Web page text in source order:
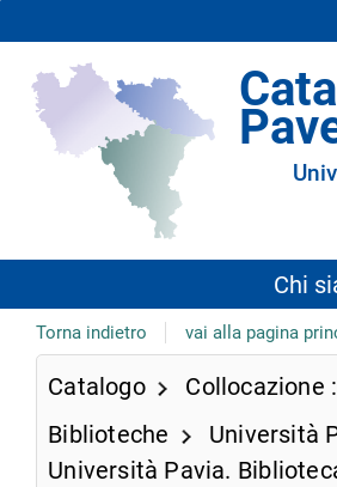
Chi
Torna indietro vai alla pagina
Catalogo Collocazione
Biblioteche
Università
Università Pavia.